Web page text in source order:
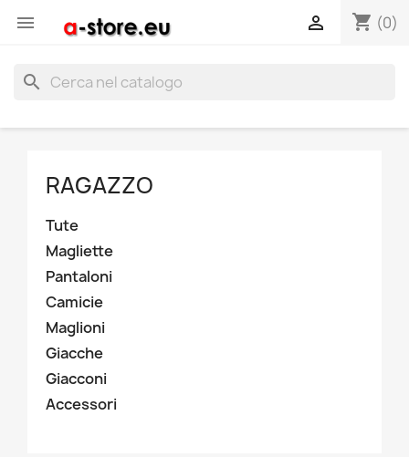
 shopping_cart (0)

search
RAGAZZO
Tute
Magliette
Pantaloni
Camicie
Maglioni
Giacche
Giacconi
Accessori